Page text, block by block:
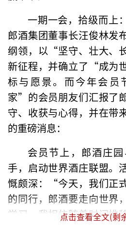
一期一会，拾级而上
郎酒集团董事长汪俊林
纲领，以“坚守、壮大、
新征程，并确立了“成为
标与愿景。而今年会
家”的会员朋友们汇报了
守、收获与心得，并在带
的重磅消息：
会员节上，郎酒庄
手，启动世界酒庄联盟。
慨颇深：“今天，我们正
的同行，郎酒要走向世界
学习，我相信随着时间推
点击查看全文(剩